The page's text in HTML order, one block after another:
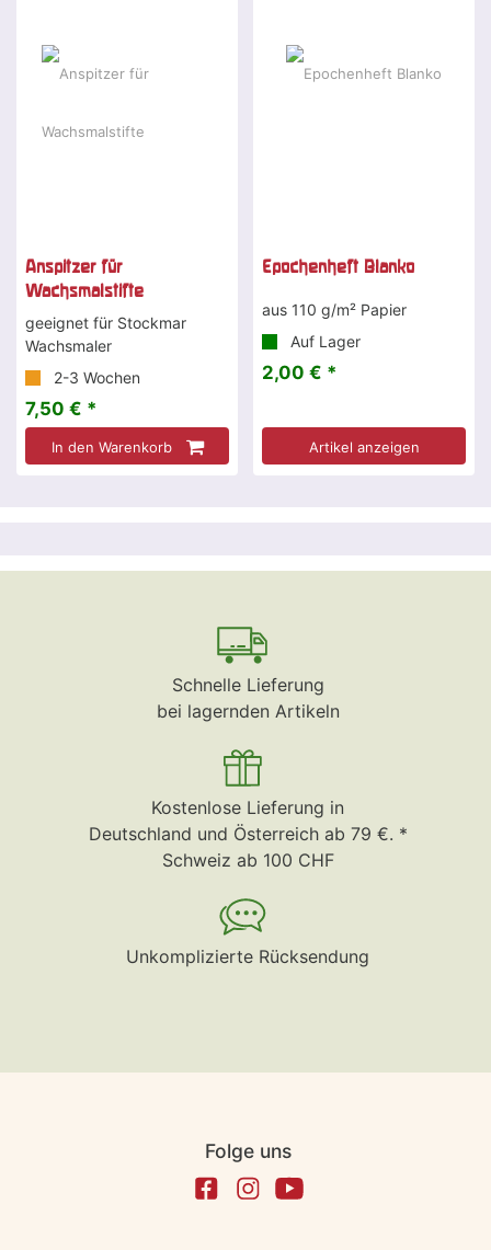
Anspitzer für
Wachsmalstifte
geeignet für Stockmar
Wachsmaler
2-3 Wochen
7,50 € *
In den Warenkorb
Epochenheft Blanko
aus 110 g/m² Papier
Auf Lager
2,00 € *
Artikel anzeigen
Schnelle Lieferung
bei lagernden Artikeln
Kostenlose Lieferung in
Deutschland und Österreich ab 79 €. *
Schweiz ab 100 CHF
Unkomplizierte Rücksendung
Folge uns